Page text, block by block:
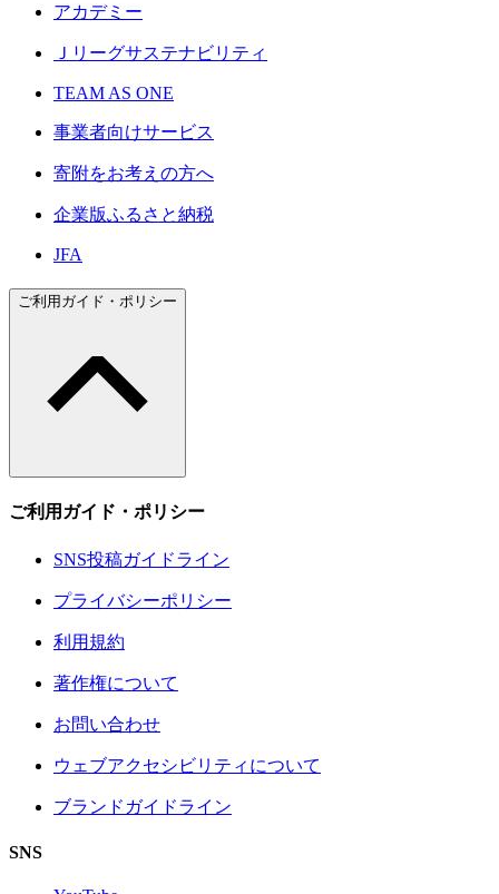
アカデミー
Ｊリーグサステナビリティ
TEAM AS ONE
事業者向けサービス
寄附をお考えの方へ
企業版ふるさと納税
JFA
ご利用ガイド・ポリシー
ご利用ガイド・ポリシー
SNS投稿ガイドライン
プライバシーポリシー
利用規約
著作権について
お問い合わせ
ウェブアクセシビリティについて
ブランドガイドライン
SNS